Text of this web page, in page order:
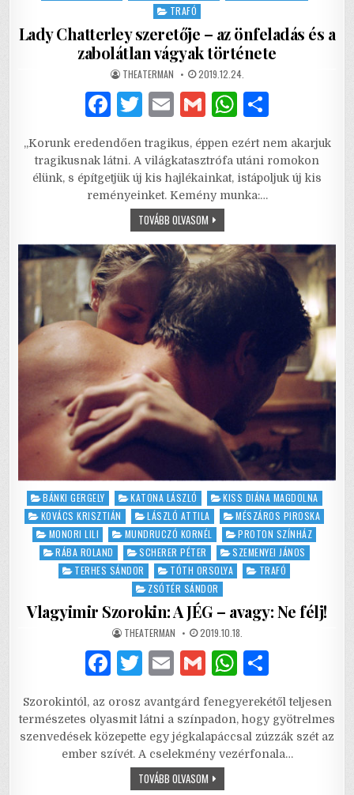
TRAFÓ
Lady Chatterley szeretője – az önfeladás és a
zabolátlan vágyak története
AUTHOR:
THEATERMAN PUBLISHED
DATE:
2019.12.24.
F
c
e
b
o
k
T
it
te
r
E
ai
l
G
ai
l
W
at
s
A
p
ar
e
„Korunk eredendően tragikus, éppen ezért nem akarjuk
tragikusnak látni. A világkatasztrófa utáni romokon
élünk, s építgetjük új kis hajlékainkat, istápoljuk új kis
reményeinket. Kemény munka:…
TOVÁBB OLVASOMLADY
CHATTERLEY
–
AZ
ÖNFELADÁS
ÉS
A
ZABOLÁTLAN
VÁGYAK
TÖRTÉNETE
Posted
in
BÁNKI GERGELY KATONA LÁSZLÓ
KISS DIÁNA MAGDOLNA
KOVÁCS KRISZTIÁN
LÁSZLÓ ATTILA
MÉSZÁROS PIROSKA
MONORI LILI
MUNDRUCZÓ KORNÉL
PROTON SZÍNHÁZ
RÁBA ROLAND
SCHERER PÉTER
SZEMENYEI JÁNOS
TERHES SÁNDOR
TÓTH ORSOLYA
TRAFÓ
ZSÓTÉR SÁNDOR
Vlagyimir Szorokin: A JÉG – avagy: Ne félj!
AUTHOR:
THEATERMAN PUBLISHED
DATE:
2019.10.18.
F
c
e
b
T
it
te
r
E
ai
l
G
ai
l
W
at
s
A
ar
e
Szorokintól, az orosz avantgárd fenegyerekétől teljesen
természetes olyasmit látni a színpadon, hogy gyötrelmes
szenvedések közepette egy jégkalapáccsal zúzzák szét az
ember szívét. A cselekmény vezérfonala…
TOVÁBB OLVASOMVLAGYIMIR
SZOROKIN: